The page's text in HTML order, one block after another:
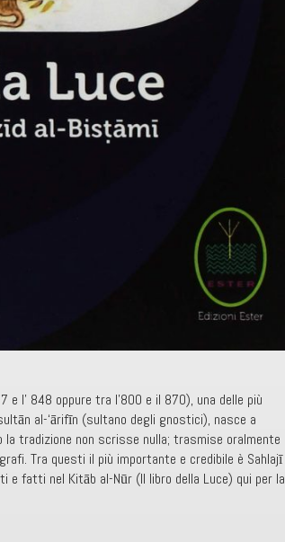
l’ 848 oppure tra l’800 e il 870), una delle più
al-‘ārifīn (sultano degli gnostici), nasce a
la tradizione non scrisse nulla; trasmise oralmente
Tra questi il più importante e credibile è Sahlajī
e fatti nel Kitāb al-Nūr (Il libro della Luce) qui per la